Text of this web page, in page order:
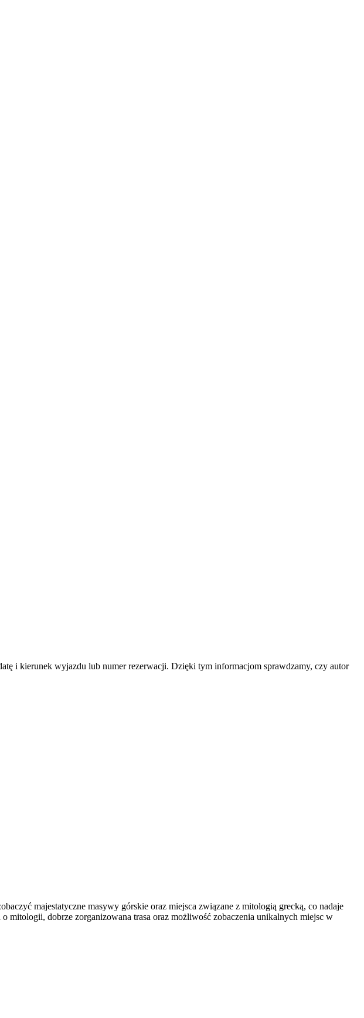
i kierunek wyjazdu lub numer rezerwacji. Dzięki tym informacjom sprawdzamy, czy autor
majestatyczne masywy górskie oraz miejsca związane z mitologią grecką, co nadaje
dobrze zorganizowana trasa oraz możliwość zobaczenia unikalnych miejsc w